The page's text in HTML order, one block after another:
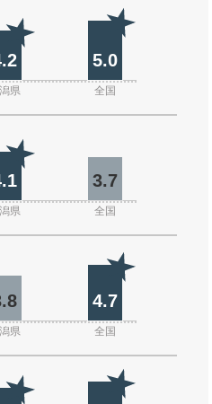
5.0
県 全国
3.7
県 全国
4.7
県 全国